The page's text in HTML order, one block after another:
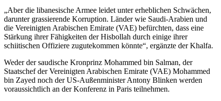
„Aber die libanesische Armee leidet unter erheblichen Schwächen,
darunter grassierende Korruption. Länder wie Saudi-Arabien und
die Vereinigten Arabischen Emirate (VAE) befürchten, dass eine
Stärkung ihrer Fähigkeiten der Hisbollah durch einige ihrer
schiitischen Offiziere zugutekommen könnte“, ergänzte der Khalfa.
Weder der saudische Kronprinz Mohammed bin Salman, der
Staatschef der Vereinigten Arabischen Emirate (VAE) Mohammed
bin Zayed noch der US-Außenminister Antony Blinken werden
voraussichtlich an der Konferenz in Paris teilnehmen.